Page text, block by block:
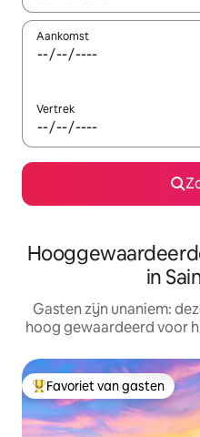
Aankomst
Vertrek
in
Gasten zijn unaniem:
hoog gewaardeerd voor
Topfavoriet van gasten
Favoriet van gasten